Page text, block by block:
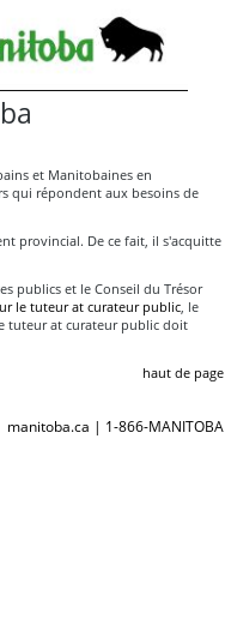
et Manitobaines en
qui répondent aux besoins de
provincial. De ce fait, il s'acquitte
publics et le Conseil du Trésor
le tuteur at curateur public, le
tuteur at curateur public doit
haut de page
manitoba.ca | 1-866-MANITOBA